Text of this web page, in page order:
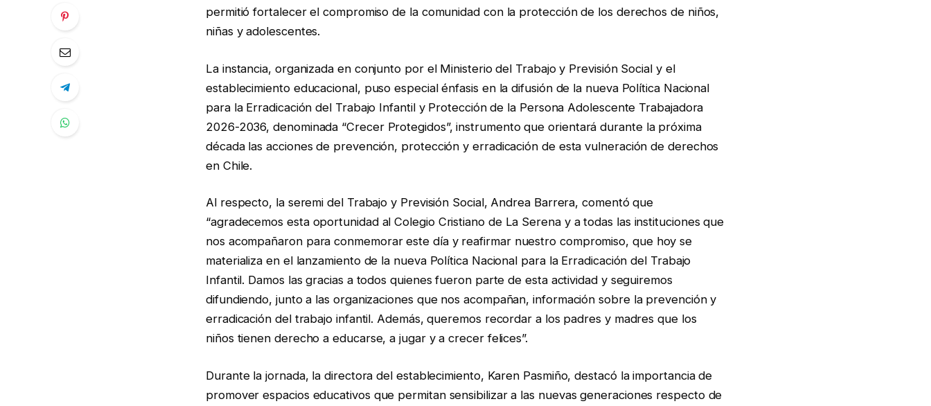
permitió fortalecer el compromiso de la comunidad con la protección de los derechos de niños,
niñas y adolescentes.
La instancia, organizada en conjunto por el Ministerio del Trabajo y Previsión Social y el
establecimiento educacional, puso especial énfasis en la difusión de la nueva Política Nacional
para la Erradicación del Trabajo Infantil y Protección de la Persona Adolescente Trabajadora
2026-2036, denominada “Crecer Protegidos”, instrumento que orientará durante la próxima
década las acciones de prevención, protección y erradicación de esta vulneración de derechos
en Chile.
Al respecto, la seremi del Trabajo y Previsión Social, Andrea Barrera, comentó que
“agradecemos esta oportunidad al Colegio Cristiano de La Serena y a todas las instituciones que
nos acompañaron para conmemorar este día y reafirmar nuestro compromiso, que hoy se
materializa en el lanzamiento de la nueva Política Nacional para la Erradicación del Trabajo
Infantil. Damos las gracias a todos quienes fueron parte de esta actividad y seguiremos
difundiendo, junto a las organizaciones que nos acompañan, información sobre la prevención y
erradicación del trabajo infantil. Además, queremos recordar a los padres y madres que los
niños tienen derecho a educarse, a jugar y a crecer felices”.
Durante la jornada, la directora del establecimiento, Karen Pasmiño, destacó la importancia de
promover espacios educativos que permitan sensibilizar a las nuevas generaciones respecto de